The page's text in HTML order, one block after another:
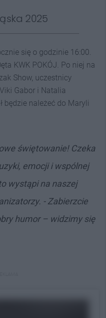
2025
się o godzinie 16:00.
KWK POKÓJ. Po niej na
Show, uczestnicy
Gabor i Natalia
będzie należeć do Maryli
świętowanie! Czeka
emocji i wspólnej
wystąpi na naszej
- Zabierzcie
humor – widzimy się